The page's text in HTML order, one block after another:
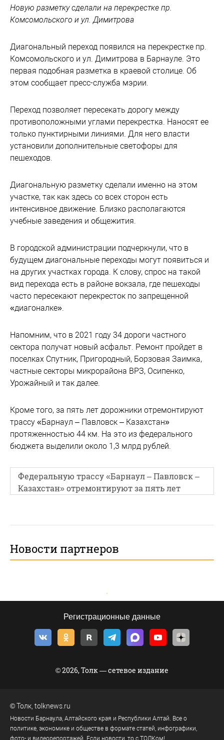
Новую разметку сделали на перекрестке пр.
Комсомольского и ул. Димитрова
Диагональный переход появился на перекрестке пр.
Комсомольского и ул. Димитрова в Барнауле. Это
первая подобная разметка в краевой столице. Об
этом сообщает пресс-служба мэрии.
Переход позволяет пересекать дорогу между
противоположными углами перекрестка. Наносят ее
только пунктирными линиями. Для него власти
установили дополнительные светофоры для
пешеходов.
Диагональную разметку сделали именно на этом
участке, так как здесь со всех сторон есть
интенсивное движение. Близко располагаются
учебные заведения и общежития.
В городской администрации подчеркнули, что в
будущем диагональные переходы могут появиться и
на других участках города. К слову, спрос на такой
вид перехода есть в районе вокзала, где пешеходы
часто пересекают перекресток по запрещенной
«диагоналке».
Напомним, что в 2021 году 34 дороги частного
сектора получат новый асфальт. Ремонт пройдет в
поселках Спутник, Пригородный, Борзовая Заимка,
частные секторы микрорайона ВРЗ, Осипенко,
Урожайный и так далее.
Кроме того, за пять лет дорожники отремонтируют
трассу «Барнаул – Павловск – Казахстан»
протяженностью 44 км. На это из федерального
бюджета выделили около 1,3 млрд рублей.
Федеральную трассу «Барнаул – Павловск –
Казахстан» отремонтируют за пять лет
Новости партнеров
Регистрационные данные
© 2026, Толк — сетевое издание
©Толк, tolknews.ru
Новости Барнаула, Алтайского края и Республики Алтай. Все о
политике, экономике и обществе в формате статей, инфографики,